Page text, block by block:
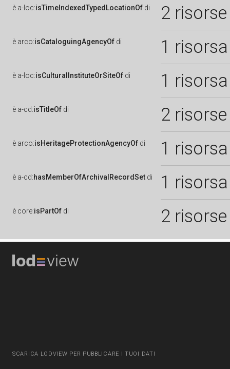
è a-loc:isTimeIndexedTypedLocationOf di 2 risorse
è arco:isCataloguingAgencyOf di 1 risorsa
è a-loc:isCulturalInstituteOrSiteOf di 1 risorsa
è a-cd:isTitleOf di 2 risorse
è arco:isHeritageProtectionAgencyOf di 1 risorsa
è a-cd:hasMemberOfArchivalRecordSet di 1 risorsa
è core:isPartOf di 2 risorse
SCARICA LODVIEW PER PUBBLICARE I TUOI DATI